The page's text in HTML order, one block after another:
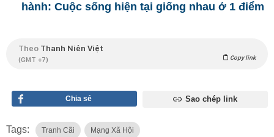
hành: Cuộc sống hiện tại giống nhau ở 1 điểm
Theo Thanh Niên Việt
(GMT +7) Copy link
Chia sẻ Sao chép link
Tags: Tranh Cãi Mạng Xã Hội